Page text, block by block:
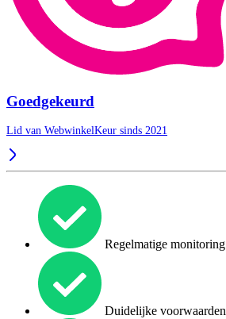
Goedgekeurd
Lid van WebwinkelKeur sinds 2021
Regelmatige monitoring
Duidelijke voorwaarden